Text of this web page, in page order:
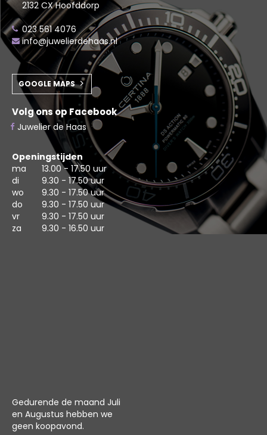
2132 CX Hoofddorp
023 561 4076
info@juwelierdehaas.nl
GOOGLE MAPS
Volg ons op Facebook
Juwelier de Haas
Openingstijden
ma
13.00 - 17.50 uur
di
9.30 - 17.50 uur
wo
9.30 - 17.50 uur
do
9.30 - 17.50 uur
vr
9.30 - 17.50 uur
za
9.30 - 16.50 uur
Gedurende de maand Juli
en Augustus hebben we
geen koopavond.